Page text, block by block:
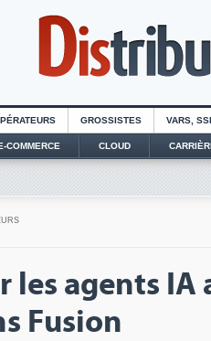
GROSSISTES VARS,
COMMERCE CLOUD
les agents IA
Fusion